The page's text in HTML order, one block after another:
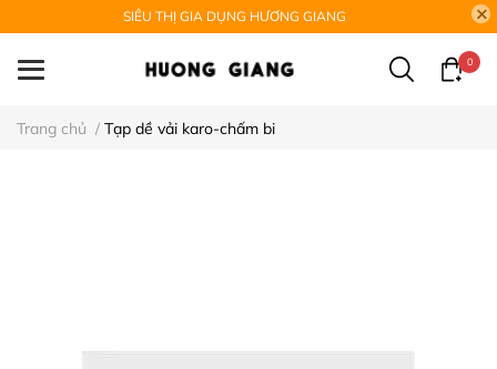
SIÊU THỊ GIA DỤNG HƯƠNG GIANG
0
Trang chủ / Tạp dề vải karo-chấm bi